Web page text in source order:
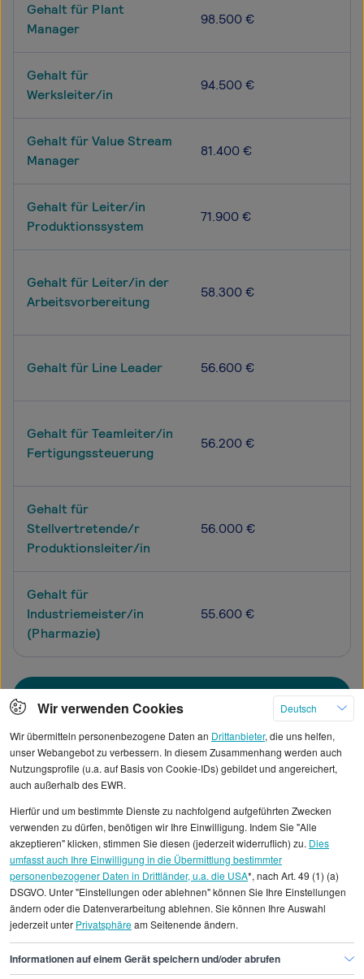
Gehalt für Plant
Manager
98.500 €
Gehalt für
Werksleiter/in
94.500 €
Gehalt für Value Stream
Manager
81.400 €
Gehalt für Leiter/in
Produktionssystem
71.900 €
Gehalt für Leiter/in der
Arbeitsvorbereitung
58.300 €
Gehalt für Line Leader 56.600 €
Gehalt für Teamleiter/in
Fertigungssteuerung
56.200 €
Gehalt für
Stellvertretende/r
Produktionsleiter/in
56.000 €
Gehalt für
Industriemeister/in
(Pharmazie)
55.600 €
Alle angezeigten Gehaltsdaten beruhen auf
Durchschnittswerte und die Angaben können nicht
einzelnen Stellenangeboten zugeordnet werden.
Gehaltsinformationen
Fertigung, Produktion
Betonfertigteilbauermeister/in
Betonfertigteilbauermeister/in Bremen
Wir verwenden Cookies
Deutsch
Wir übermitteln personenbezogene Daten an Drittanbieter, die uns helfen,
unser Webangebot zu verbessern. In diesem Zusammenhang werden auch
Nutzungsprofile (u.a. auf Basis von Cookie-IDs) gebildet und angereichert,
auch außerhalb des EWR.
Hierfür und um bestimmte Dienste zu nachfolgend aufgeführten Zwecken
verwenden zu dürfen, benötigen wir Ihre Einwilligung. Indem Sie "Alle
akzeptieren" klicken, stimmen Sie diesen (jederzeit widerruflich) zu. Dies
umfasst auch Ihre Einwilligung in die Übermittlung bestimmter
personenbezogener Daten in Drittländer, u.a. die USA*, nach Art. 49 (1) (a)
DSGVO. Unter "Einstellungen oder ablehnen" können Sie Ihre Einstellungen
ändern oder die Datenverarbeitung ablehnen. Sie können Ihre Auswahl
jederzeit unter Privatsphäream Seitenende ändern.
Informationen auf einem Gerät speichern und/oder abrufen